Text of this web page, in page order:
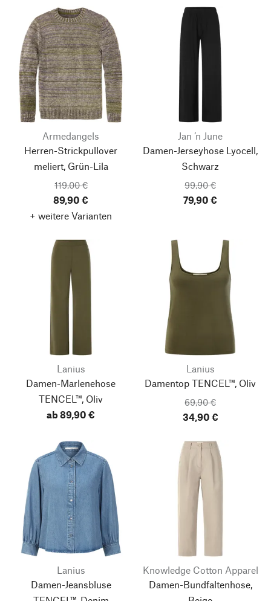
Armedangels
Herren-Strickpullover
meliert, Grün-Lila
119,00 €
89,90 €
+ weitere Varianten
Jan ’n June
Damen-Jerseyhose Lyocell,
Schwarz
99,90 €
79,90 €
Lanius
Damen-Marlenehose
TENCEL™, Oliv
ab 89,90 €
Lanius
Damentop TENCEL™, Oliv
69,90 €
34,90 €
Lanius
Damen-Jeansbluse
Knowledge Cotton Apparel
Damen-Bundfaltenhose,